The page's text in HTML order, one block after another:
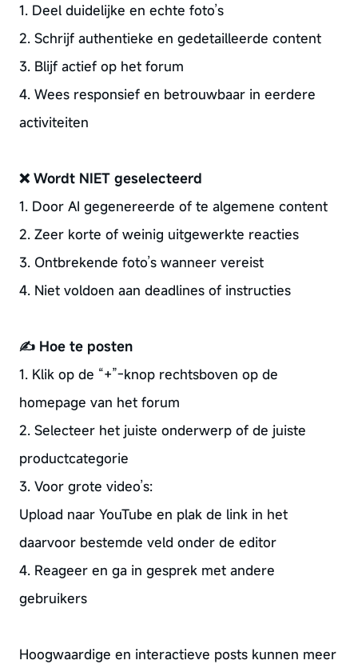
1. Deel duidelijke en echte foto’s
2. Schrijf authentieke en gedetailleerde content
3. Blijf actief op het forum
4. Wees responsief en betrouwbaar in eerdere
activiteiten
❌ Wordt NIET geselecteerd
1. Door AI gegenereerde of te algemene content
2. Zeer korte of weinig uitgewerkte reacties
3. Ontbrekende foto’s wanneer vereist
4. Niet voldoen aan deadlines of instructies
✍️ Hoe te posten
1. Klik op de “+”-knop rechtsboven op de
homepage van het forum
2. Selecteer het juiste onderwerp of de juiste
productcategorie
3. Voor grote video’s:
Upload naar YouTube en plak de link in het
daarvoor bestemde veld onder de editor
4. Reageer en ga in gesprek met andere
gebruikers
Hoogwaardige en interactieve posts kunnen meer